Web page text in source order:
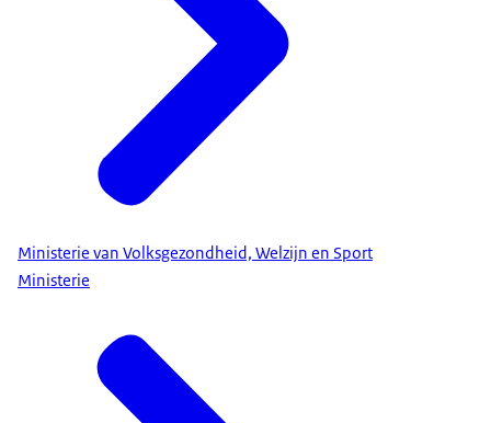
Ministerie van Volksgezondheid, Welzijn en Sport
Ministerie